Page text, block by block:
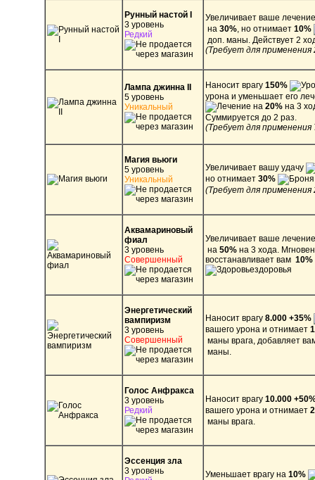
Рунный настой I
3 уровень
Редкий
Увеличивает ваше
на 30% , но отнимает 10%
доп. маны. Действует 2
(Требует для применения
Лампа джинна II
5 уровень
Уникальный
Наносит врагу 150%
урона и уменьшает его
на 20% на 3
Суммируется до 2 раз.
(Требует для применения
Магия вьюги
5 уровень
Уникальный
Увеличивает вашу удачу
но отнимает 30%
(Требует для применения
Аквамариновый
фиал
3 уровень
Совершенный
Увеличивает ваше
на 50% на 3 хода.
восстанавливает вам 10%
здоровья
Энергетический
вампиризм
3 уровень
Совершенный
Наносит врагу 8.000 +35%
вашего урона и отнимает
маны врага, добавляет
маны.
Голос Анфракса
3 уровень
Редкий
Наносит врагу 10.000
вашего урона и отнимает
маны врага.
Эссенция зла
3 уровень
Уменьшает врагу на 10%